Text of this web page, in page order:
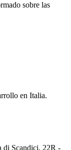
sobre las
en Italia.
di Scandici, 22R -